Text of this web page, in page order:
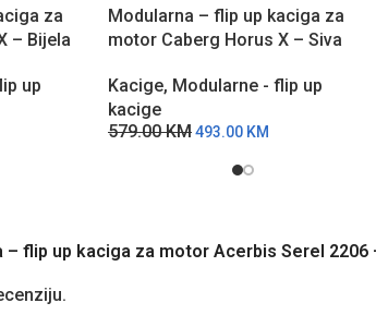
za
– Bijela
up
Modularna – flip up kaciga za
motor Caberg Horus X – Siva
Kacige, Modularne - flip up
kacige
579.00KM493.00 KM
flip up kaciga za motor Acerbis Serel 2206